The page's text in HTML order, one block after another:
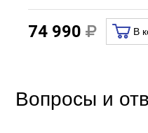
74 990 В
Вопросы и